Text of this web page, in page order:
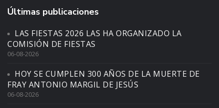
Últimas publicaciones
LAS FIESTAS 2026 LAS HA ORGANIZADO LA
COMISIÓN DE FIESTAS
06-08-2026
HOY SE CUMPLEN 300 AÑOS DE LA MUERTE DE
FRAY ANTONIO MARGIL DE JESÚS
06-08-2026